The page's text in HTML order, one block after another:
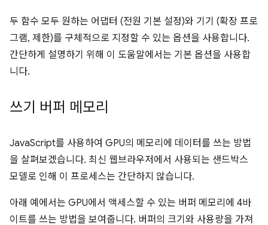
두 함수 모두 원하는 어댑터 (전원 기본 설정)와 기기 (확장 프로
그램, 제한)를 구체적으로 지정할 수 있는 옵션을 사용합니다.
간단하게 설명하기 위해 이 도움말에서는 기본 옵션을 사용합
니다.
쓰기 버퍼 메모리
JavaScript를 사용하여 GPU의 메모리에 데이터를 쓰는 방법
을 살펴보겠습니다. 최신 웹브라우저에서 사용되는 샌드박스
모델로 인해 이 프로세스는 간단하지 않습니다.
아래 예에서는 GPU에서 액세스할 수 있는 버퍼 메모리에 4바
이트를 쓰는 방법을 보여줍니다. 버퍼의 크기와 사용량을 가져